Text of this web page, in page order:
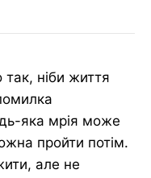
ніби життя
яка мрія може
пройти потім.
але не